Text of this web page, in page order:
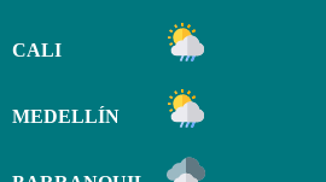
CALI
MEDELLÍN